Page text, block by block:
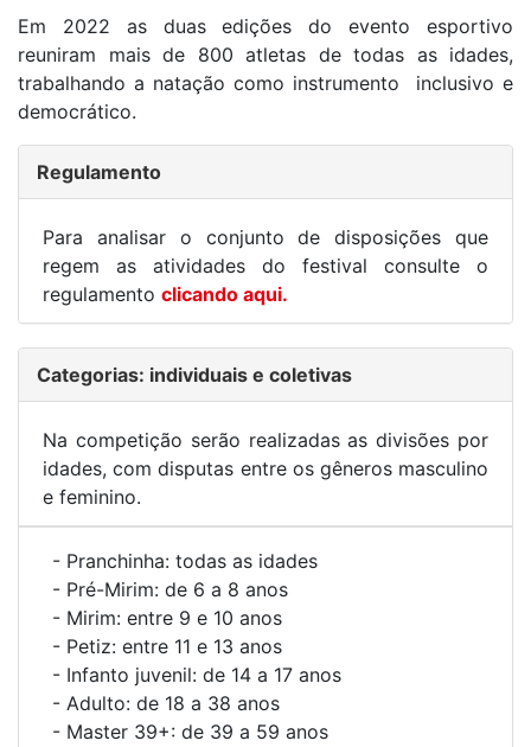
Em 2022 as duas edições do evento esportivo
reuniram mais de 800 atletas de todas as idades,
trabalhando a natação como instrumento inclusivo e
democrático.
Regulamento
Para analisar o conjunto de disposições que
regem as atividades do festival consulte o
regulamento clicando aqui.
Categorias: individuais e coletivas
Na competição serão realizadas as divisões por
idades, com disputas entre os gêneros masculino
e feminino.
- Pranchinha: todas as idades
- Pré-Mirim: de 6 a 8 anos
- Mirim: entre 9 e 10 anos
- Petiz: entre 11 e 13 anos
- Infanto juvenil: de 14 a 17 anos
- Adulto: de 18 a 38 anos
- Master 39+: de 39 a 59 anos